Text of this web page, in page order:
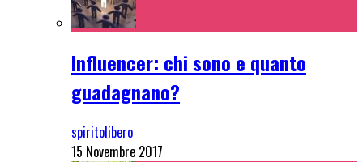
Influencer: chi sono e quanto
guadagnano?
spiritolibero
15 Novembre 2017